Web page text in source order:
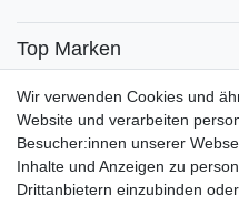
Top Marken
Top Themen
Adventskalender
Service
Wir verwenden Cookies und
Website und verarbeiten
Besucher:innen unserer
Inhalte und Anzeigen zu
Drittanbietern einzubinden